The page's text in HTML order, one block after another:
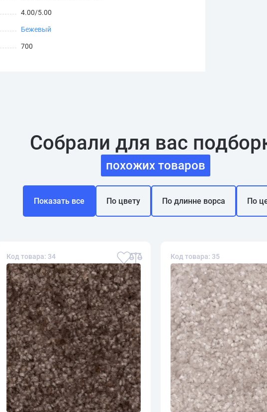
4.00/5.00
Бежевый
700
Собрали для вас
похожих товаров
Показать все По цвету По длинне ворса По
Код товара: 34 Код товара: 35